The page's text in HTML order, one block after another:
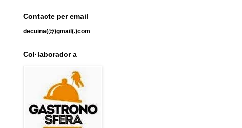
Contacte per email
decuina(@)gmail(.)com
Col·laborador a